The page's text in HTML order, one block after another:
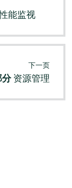
能监视
下一页
分资源管理